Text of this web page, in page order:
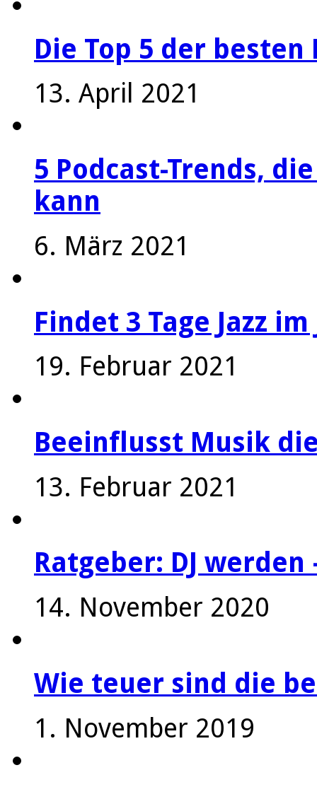
Die Top 5 der besten
13. April 2021
5 Podcast-Trends,
kann
6. März 2021
Findet 3 Tage Jazz
19. Februar 2021
Beeinflusst Musik
13. Februar 2021
Ratgeber: DJ
14. November 2020
Wie teuer sind die
1. November 2019